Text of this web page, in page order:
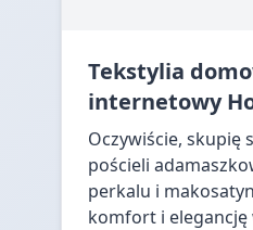
Tekstylia
internetowy
Oczywiście, skupię
pościeli
perkalu i
komfort i elegancję